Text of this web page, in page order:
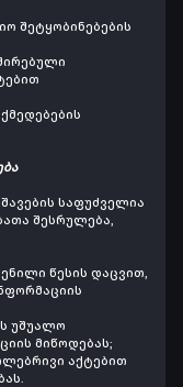
შეტყობინებების
საფუძველია
შესრულება,
წესის დაცვით,
უშუალო
მიწოდებას;
აქტებით